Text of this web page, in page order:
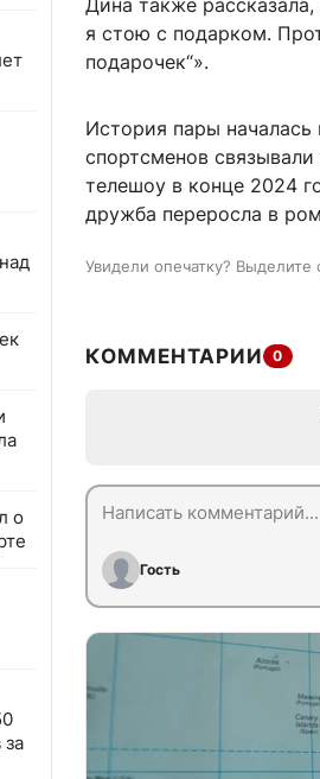
о
Дина также
я стою с подарком.
подарочек“».
История пары
спортсменов
телешоу в конце 2024
дружба переросла в
Увидели опечатку?
КОММЕНТАРИИ 0
Гость